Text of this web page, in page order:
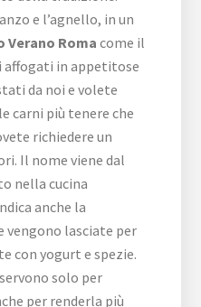
e l’agnello, in un
Verano Roma come il
affogati in appetitose
da noi e volete
carni più tenere che
richiedere un
Il nome viene dal
nella cucina
anche la
vengono lasciate per
con yogurt e spezie.
solo per
per renderla più